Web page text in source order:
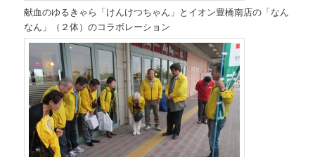
献血のゆるきゃら「けんけつちゃん」とイオン豊橋南店の「なん
なん」（２体）のコラボレーション